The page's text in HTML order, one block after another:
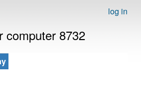
log in
computer 8732